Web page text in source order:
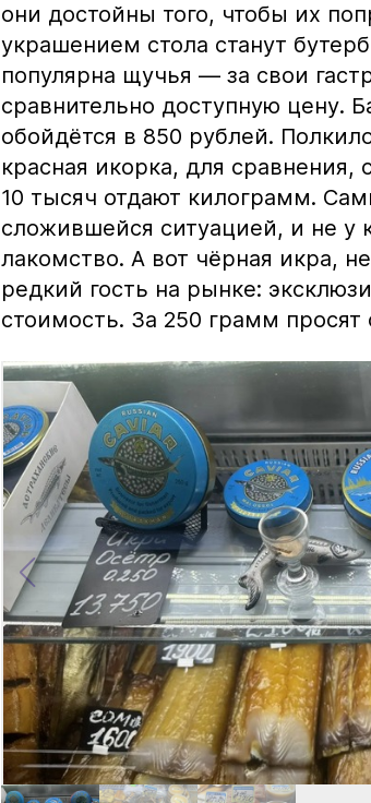
они достойны того, чтобы их
украшением стола станут
популярна щучья — за свои
сравнительно доступную цену.
обойдётся в 850 рублей.
красная икорка, для сравнения,
10 тысяч отдают килограмм.
сложившейся ситуацией, и не у
лакомство. А вот чёрная икра,
редкий гость на рынке:
стоимость. За 250 грамм просят